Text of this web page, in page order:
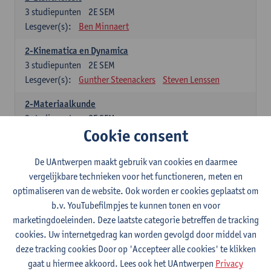
2E SEM
3 studiepunten
Lesgever(s):
Ben Minnaert
2-Kinematica en Dynamica
2E SEM
3 studiepunten
Lesgever(s):
Gunther Steenackers Steven Lenssen
2-Materiaalkunde
2E SEM
3studiepunten
Linda Beenaerts
2-Wiskunde
2E SEM
studiepunten
Lesgever(s):
Rudi Penne Jeffrey Cornelis
Kris Annaert
Stijn Dierckx
Annelies Fabri
Senne Ignoul
Specifiek deel
15 studiepunten
Cookie consent
De UAntwerpen maakt gebruik van cookies en daarmee
vergelijkbare technieken voor het functioneren, meten en
optimaliseren van de website. Ook worden er cookies geplaatst om
b.v. YouTubefilmpjes te kunnen tonen en voor
marketingdoeleinden. Deze laatste categorie betreffen de tracking
cookies. Uw internetgedrag kan worden gevolgd door middel van
deze tracking cookies Door op 'Accepteer alle cookies' te klikken
gaat u hiermee akkoord. Lees ook het UAntwerpen Privacy